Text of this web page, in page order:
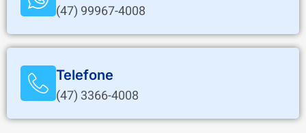
(47) 99967-4008
Telefone
(47) 3366-4008